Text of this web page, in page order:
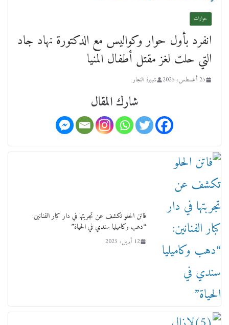
ماذا تعرف عن القويري غير انه بتاع الشمعدان
والإعلانات ؟
18 يناير، 2026
القويري ملك الدعاية لأشهر بسكويت في مصر
من مذكراتي علي هامش الأفراح حته كدا كهارب
تودي تحت الشمس يا ورا الشمس ووصفة كيف
تكون سمسار فنانين لناس مش مفهومين
12 يناير، 2026
حوارات
انفرد بأول حوار وكواليس مع الدكتورة نهاد جاد
التي حلت لغز مقتل أطفال المنيا
25 أغسطس، 2025 شهيرة النجار
شارك المقال
فاتن الحلو تكشف عن تجربتها في دار كبار الفنانين:
“دهب وكاميليا سندي في الحياة”
12 أبريل، 2025